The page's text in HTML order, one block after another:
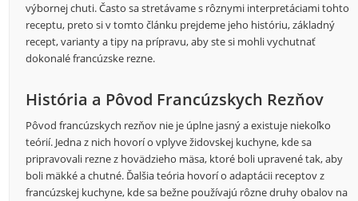
výbornej chuti. Často sa stretávame s rôznymi interpretáciami tohto
receptu, preto si v tomto článku prejdeme jeho históriu, základný
recept, varianty a tipy na prípravu, aby ste si mohli vychutnať
dokonalé francúzske rezne.
História a Pôvod Francúzskych Rezňov
Pôvod francúzskych rezňov nie je úplne jasný a existuje niekoľko
teórií. Jedna z nich hovorí o vplyve židovskej kuchyne, kde sa
pripravovali rezne z hovädzieho mäsa, ktoré boli upravené tak, aby
boli mäkké a chutné. Ďalšia teória hovorí o adaptácii receptov z
francúzskej kuchyne, kde sa bežne používajú rôzne druhy obalov na